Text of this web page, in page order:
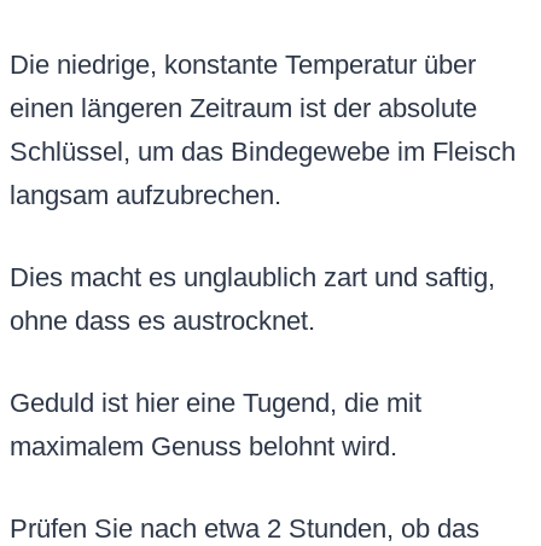
Die niedrige, konstante Temperatur über
einen längeren Zeitraum ist der absolute
Schlüssel, um das Bindegewebe im Fleisch
langsam aufzubrechen.
Dies macht es unglaublich zart und saftig,
ohne dass es austrocknet.
Geduld ist hier eine Tugend, die mit
maximalem Genuss belohnt wird.
Prüfen Sie nach etwa 2 Stunden, ob das